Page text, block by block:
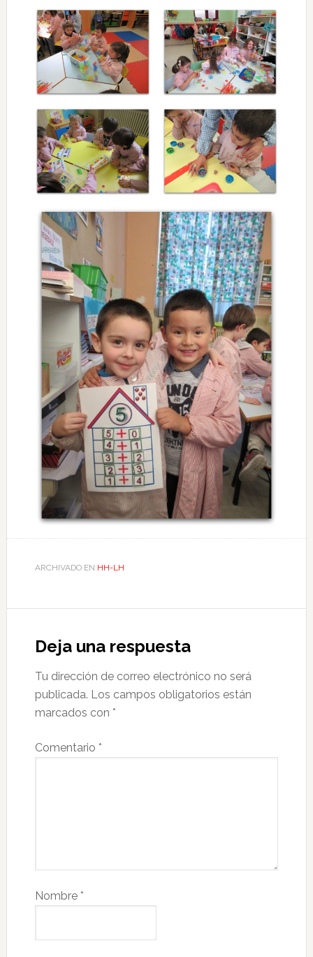
ARCHIVADO EN:HH-LH
Deja una respuesta
Tu dirección de correo electrónico no será
publicada. Los campos obligatorios están
marcados con *
Comentario *
Nombre *